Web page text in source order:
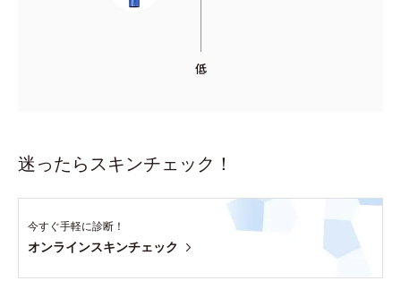
迷ったらスキンチェック！
今すぐ手軽に診断！
オンラインスキンチェック